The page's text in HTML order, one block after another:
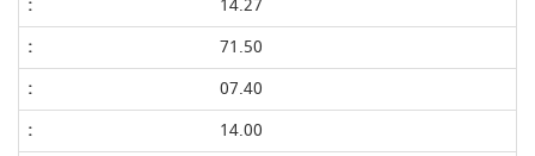
14.27
71.50
07.40
14.00